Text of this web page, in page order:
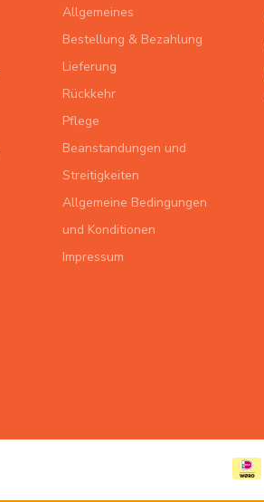
Allgemeines
Bestellung & Bezahlung
Lieferung
Rückkehr
Pflege
Beanstandungen und
Streitigkeiten
Allgemeine Bedingungen
und Konditionen
Impressum